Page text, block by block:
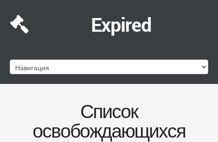
Expired
Список
освобождающихся